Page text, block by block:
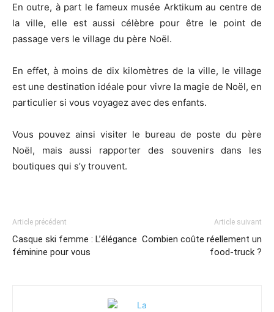
En outre, à part le fameux musée Arktikum au centre de
la ville, elle est aussi célèbre pour être le point de
passage vers le village du père Noël.
En effet, à moins de dix kilomètres de la ville, le village
est une destination idéale pour vivre la magie de Noël, en
particulier si vous voyagez avec des enfants.
Vous pouvez ainsi visiter le bureau de poste du père
Noël, mais aussi rapporter des souvenirs dans les
boutiques qui s’y trouvent.
Article précédent
Casque ski femme : L’élégance
féminine pour vous
Article suivant
Combien coûte réellement un
food-truck ?